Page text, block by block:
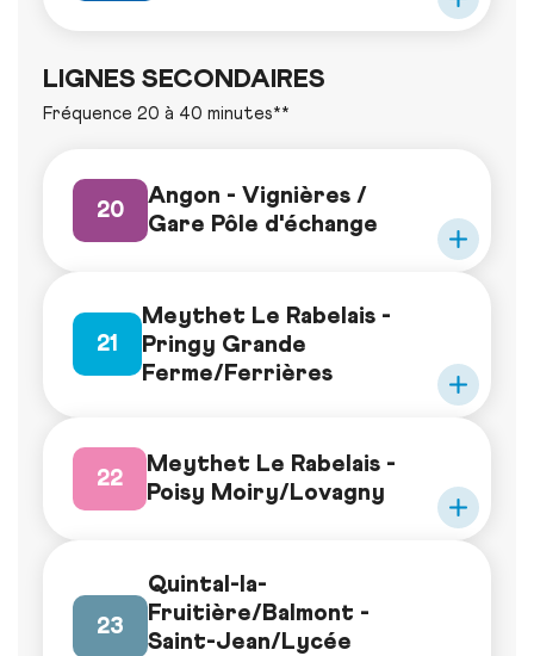
LIGNES SECONDAIRES
Fréquence 20 à 40 minutes**
20
Angon - Vignières /
Gare Pôle d'échange
21
Meythet Le Rabelais -
Pringy Grande
Ferme/Ferrières
22
Meythet Le Rabelais -
Poisy Moiry/Lovagny
23
Quintal-la-
Fruitière/Balmont -
Saint-Jean/Lycée